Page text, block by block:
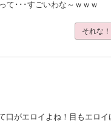
て･･･すごいわな～ｗｗｗ
それな！
口がエロイよね！目もエロイ